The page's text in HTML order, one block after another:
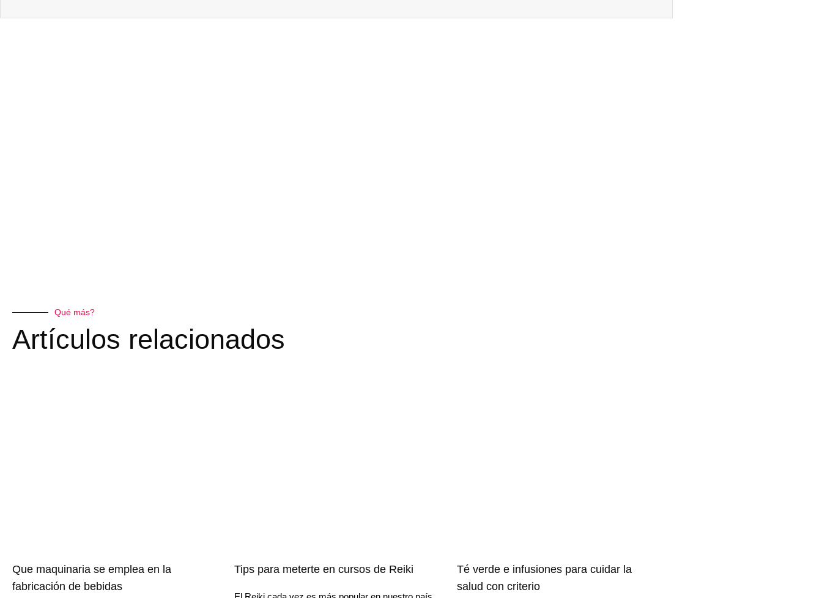
Qué más?
Artículos relacionados
Que maquinaria se emplea en la
fabricación de bebidas
Tips para meterte en cursos de Reiki
Té verde e infusiones para cuidar la
salud con criterio